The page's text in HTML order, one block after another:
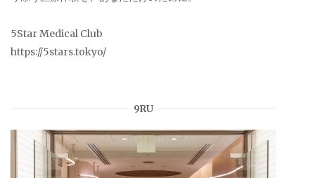
5Star Medical Club
https://5stars.tokyo/
9RU